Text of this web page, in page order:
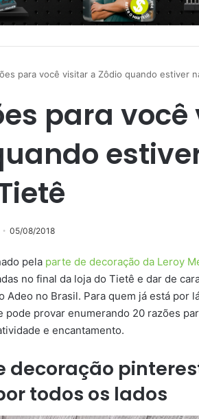
para você visitar a Zôdio quando estiver
para
05/08/2018
pela parte de decoração da Leroy
no final da loja do Tietê e dar de
Adeo no Brasil. Para quem já está por
pode provar enumerando 20 razões
e encantamento.
decoração
todos os lados